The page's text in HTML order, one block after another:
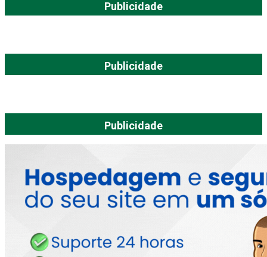
Publicidade
Publicidade
Publicidade